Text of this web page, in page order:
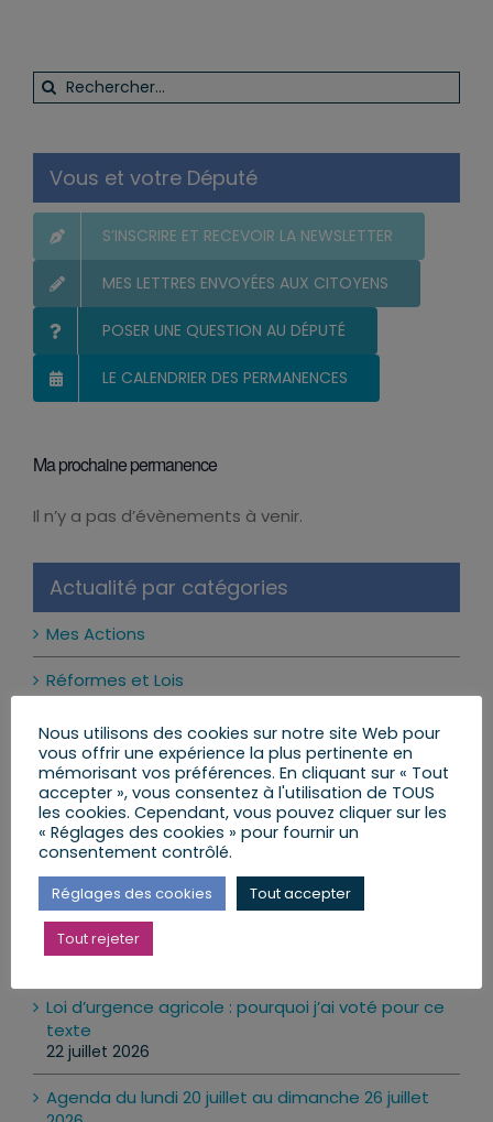
Rechercher:
Vous et votre Député
S’INSCRIRE ET RECEVOIR LA NEWSLETTER
MES LETTRES ENVOYÉES AUX CITOYENS
POSER UNE QUESTION AU DÉPUTÉ
LE CALENDRIER DES PERMANENCES
Ma prochaine permanence
Notice
Il n’y a pas d’évènements à venir.
Actualité par catégories
Mes Actions
Réformes et Lois
Mon Agenda
Mes Lettres aux Citoyens
Mes dernières publications
Les réseaux sociaux interdits aux moins de 15 ans
: ce qui change vraiment
24 juillet 2026
Loi d’urgence agricole : pourquoi j’ai voté pour ce
texte
22 juillet 2026
Agenda du lundi 20 juillet au dimanche 26 juillet
Nous utilisons des cookies sur notre site Web pour
vous offrir une expérience la plus pertinente en
mémorisant vos préférences. En cliquant sur « Tout
accepter », vous consentez à l'utilisation de TOUS
les cookies. Cependant, vous pouvez cliquer sur les
« Réglages des cookies » pour fournir un
consentement contrôlé.
Réglages des cookies Tout accepter
Tout rejeter